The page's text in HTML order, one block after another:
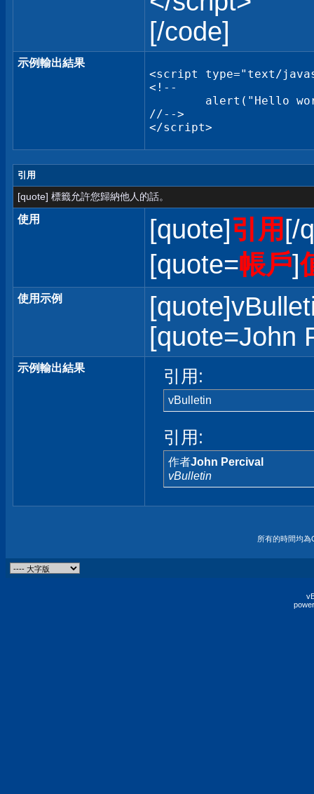
[/code]
示例輸出結果
<script type="text/
<!--
//-->
</script>
引用
[quote] 標籤允許您歸納他人的話。
使用 [quote] 引用 [/
[quote=帳戶]
使用示例
[quote=John
示例輸出結果 引用:
vBulletin
引用:
作者John Percival
vBulletin
所有的時間均為